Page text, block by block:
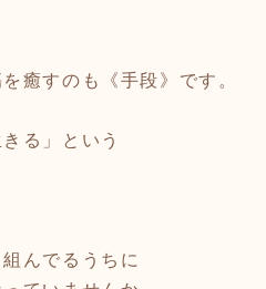
癒すのも《手段》です。
る」という
んでるうちに